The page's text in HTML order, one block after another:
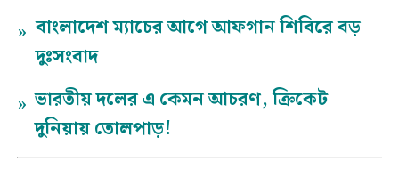
» বাংলাদেশ ম্যাচের আগে আফগান শিবিরে বড়
দুঃসংবাদ
» ভারতীয় দলের এ কেমন আচরণ, ক্রিকেট
দুনিয়ায় তোলপাড়!